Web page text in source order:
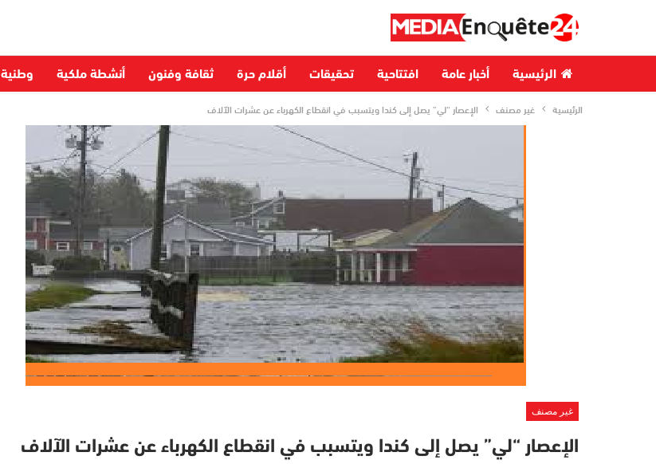
الرئيسية أخبار عامة افتتاحية تحقيقات أقلام حرة ثقافة وفنون أنشطة ملكية وطنية
الرئيسية غير مصنف الإعصار “لي” يصل إلى كندا ويتسبب في انقطاع الكهرباء عن عشرات الآلاف
غير مصنف
الإعصار “لي” يصل إلى كندا ويتسبب في انقطاع الكهرباء عن عشرات الآلاف